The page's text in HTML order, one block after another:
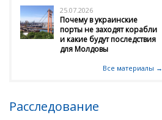
25.07.2026
Почему в украинские
порты не заходят корабли
и какие будут последствия
для Молдовы
Все материалы →
Расследование